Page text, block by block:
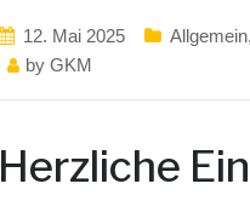
12. Mai 2025 Allgemein,
by GKM
Herzliche